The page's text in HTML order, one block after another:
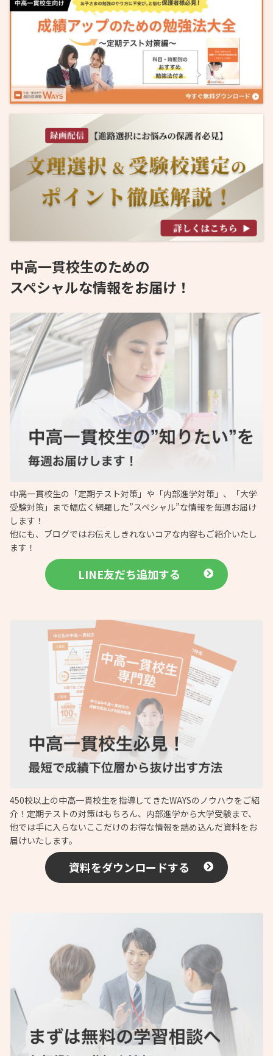
中高一貫校生のための
スペシャルな情報をお届け！
中高一貫校生の「定期テスト対策」や「内部進学対策」、「大学
受験対策」まで幅広く網羅した”スペシャル”な情報を毎週お届け
します！
他にも、ブログではお伝えしきれないコアな内容もご紹介いたし
ます！
LINE友だち追加する
450校以上の中高一貫校生を指導してきたWAYSのノウハウをご紹
介！定期テストの対策はもちろん、内部進学から大学受験まで、
他では手に入らないここだけのお得な情報を詰め込んだ資料をお
届けいたします。
資料をダウンロードする